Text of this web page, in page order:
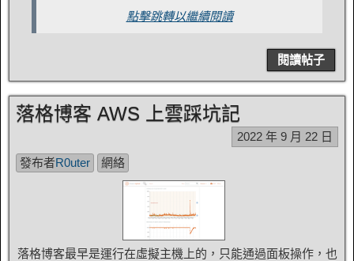
點擊跳轉以繼續閱讀
閱讀帖子
落格博客 AWS 上雲踩坑記
2022 年 9 月 22 日
發布者R0uter 網絡
落格博客最早是運行在虛擬主機上的，只能通過面板操作，也